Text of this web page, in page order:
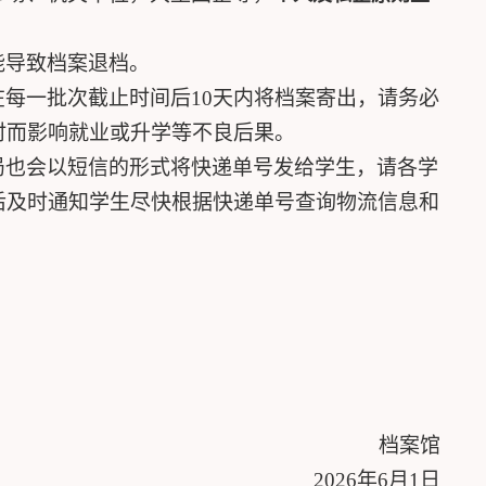
致档案退档。
一批次截止时间后10天内将档案寄出，请务必
影响就业或升学等不良后果。
会以短信的形式将快递单号发给学生，请各学
时通知学生尽快根据快递单号查询物流信息和
档案馆
2026年6月 1 日